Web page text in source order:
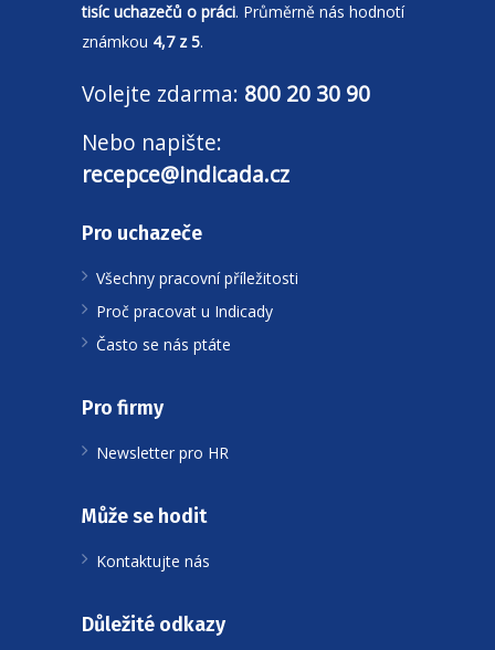
tisíc uchazečů o práci. Průměrně nás hodnotí
známkou 4,7 z 5.
Volejte zdarma: 800 20 30 90
Nebo napište:
recepce@indicada.cz
Pro uchazeče
Všechny pracovní příležitosti
Proč pracovat u Indicady
Často se nás ptáte
Pro firmy
Newsletter pro HR
Může se hodit
Kontaktujte nás
Důležité odkazy